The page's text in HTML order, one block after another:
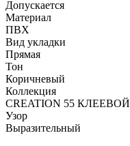
Допускается
Материал
ПВХ
Вид укладки
Прямая
Тон
Коричневый
Коллекция
CREATION 55 КЛЕЕВОЙ
Узор
Выразительный